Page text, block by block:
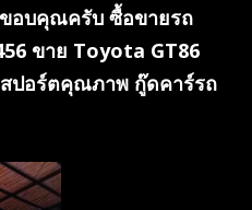
อบคุณครับ ซื้อขายรถ
ขาย Toyota GT86
ปอร์ตคุณภาพ กู๊ดคาร์รถ